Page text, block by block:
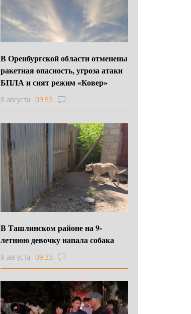
В Оренбургской области отменены
ракетная опасность, угроза атаки
БПЛА и снят режим «Ковер»
8 августа 09:53
В Ташлинском районе на 9-
летнюю девочку напала собака
8 августа 09:33